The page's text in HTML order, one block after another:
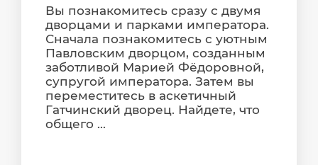
Вы познакомитесь сразу с двумя
дворцами и парками императора.
Сначала познакомитесь с уютным
Павловским дворцом, созданным
заботливой Марией Фёдоровной,
супругой императора. Затем вы
переместитесь в аскетичный
Гатчинский дворец. Найдете, что
общего ...